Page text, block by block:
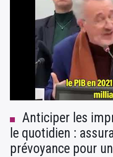
Anticiper les
le quotidien :
prévoyance pour